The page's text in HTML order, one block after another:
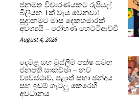
ජනමත විචාරණයකට රුපියල්
බිලියන 1ක් වැය වෙනවා!
සූදානමට මාස දෙකහමාරක්
අවශ්‍යයි – රෝහණ හෙට්ටිආච්චි
August 4, 2026
දෙමළ සහ මුස්ලිම් පක්ෂ සමඟ
ජනපති සාකච්ඡා – නව
ව්‍යවස්ථාව, පළාත් සභා ඡන්දය
සහ ඉඩම් ගැටලු කෙරෙහි
අවධානය